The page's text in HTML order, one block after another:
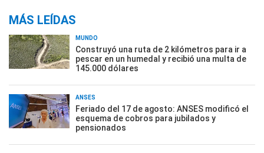
MÁS LEÍDAS
MUNDO
Construyó una ruta de 2 kilómetros para ir a
pescar en un humedal y recibió una multa de
145.000 dólares
ANSES
Feriado del 17 de agosto: ANSES modificó el
esquema de cobros para jubilados y
pensionados